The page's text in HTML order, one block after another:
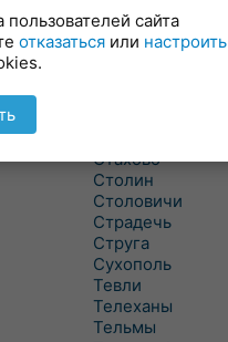
Снитово
Соколово
Сочивки
Стахово
Столин
Столовичи
Страдечь
Струга
Сухополь
Тевли
Телеханы
Тельмы
сайта
отказаться или настроить